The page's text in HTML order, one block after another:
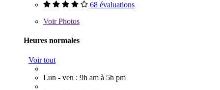
68 évaluations
VoirPhotos
Heures normales
Voir tout
Lun - ven : 9h am à 5h pm